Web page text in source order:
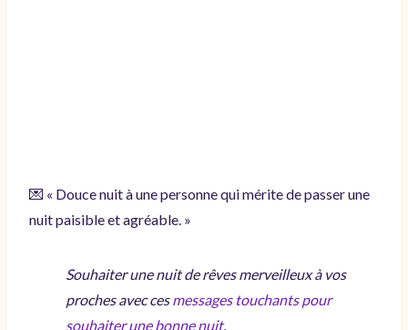
💌 « Douce nuit à une personne qui mérite de passer une
nuit paisible et agréable. »
Souhaiter une nuit de rêves merveilleux à vos
proches avec cesmessages touchants pour
souhaiter une bonne nuit.